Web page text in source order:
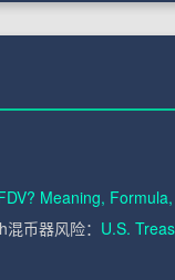
Meaning,
币器风险： U.S.